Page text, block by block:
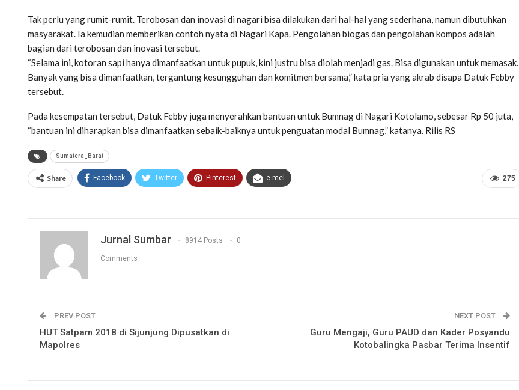
Tak perlu yang rumit-rumit. Terobosan dan inovasi di nagari bisa dilakukan dari hal-hal yang sederhana, namun dibutuhkan
masyarakat. Ia kemudian memberikan contoh nyata di Nagari Kapa. Pengolahan biogas dan pengolahan kompos adalah
bagian dari terobosan dan inovasi tersebut.
“Selama ini, kotoran sapi hanya dimanfaatkan untuk pupuk, kini justru bisa diolah menjadi gas. Bisa digunakan untuk memasak.
Banyak yang bisa dimanfaatkan, tergantung kesungguhan dan komitmen bersama,” kata pria yang akrab disapa Datuk Febby
tersebut.
Pada kesempatan tersebut, Datuk Febby juga menyerahkan bantuan untuk Bumnag di Nagari Kotolamo, sebesar Rp 50 juta,
“bantuan ini diharapkan bisa dimanfaatkan sebaik-baiknya untuk penguatan modal Bumnag,” katanya. Rilis RS
Sumatera_Barat
275
Share Facebook Twitter Pinterest e-mel
Jurnal Sumbar 8914 Posts 0
Comments
PREV POST
HUT Satpam 2018 di Sijunjung Dipusatkan di
Mapolres
NEXT POST
Guru Mengaji, Guru PAUD dan Kader Posyandu
Kotobalingka Pasbar Terima Insentif